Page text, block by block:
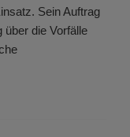
Sein Auftrag
die Vorfälle